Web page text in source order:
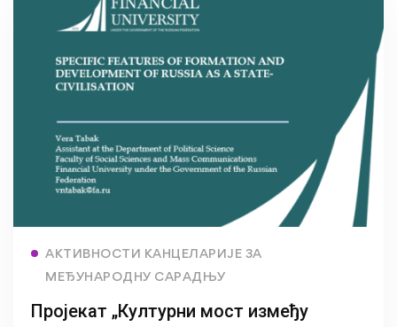
АКТИВНОСТИ КАНЦЕЛАРИЈЕ ЗА
МЕЂУНАРОДНУ САРАДЊУ
Пројекат „Културни мост између